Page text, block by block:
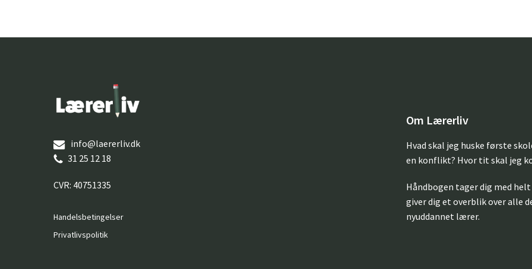
info@laererliv.dk
31 25 12 18
CVR: 40751335
Handelsbetingelser
Privatlivspolitik
Om Lærerliv
Hvad skal jeg huske første
en konflikt? Hvor tit skal jeg
Håndbogen tager dig med
giver dig et overblik over alle
nyuddannet lærer.